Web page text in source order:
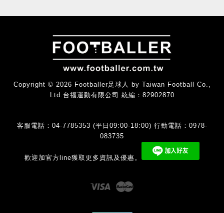
Copyright © 2026 Footballer足球人 by Taiwan Football Co.,
Ltd.台福運動有限公司 統編：82902870
客服電話：04-7785353 (平日09:00-18:00) 行動電話：0978-
083735
歡迎加官方line獲取更多資訊及優惠。
Visa